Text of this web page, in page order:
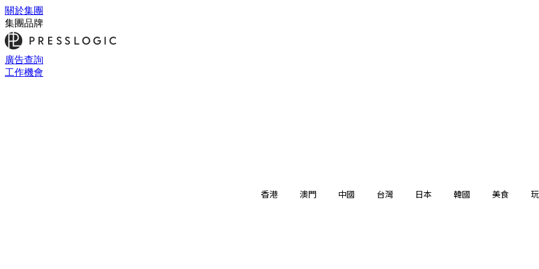
關於集團
集團品牌
廣告查詢
工作機會
香港 澳門 中國 台灣 日本 韓國 美食